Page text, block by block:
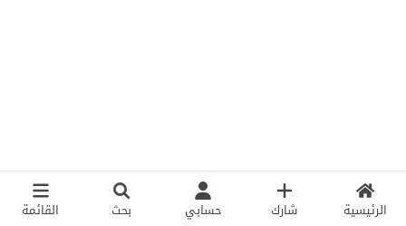
الرئيسية شارك حسابي بحث القائمة